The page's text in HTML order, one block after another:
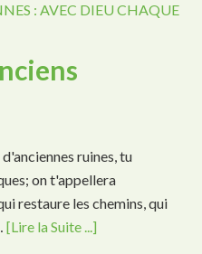
: AVEC DIEU CHAQUE
ruines, tu
on t'appellera
restaure les chemins, qui
[Lire la Suite ...]